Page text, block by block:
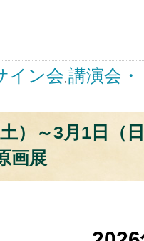
イン会, 講演会
）～3月1日（
画展